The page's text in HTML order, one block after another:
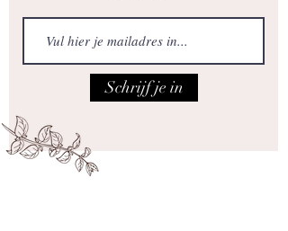
Schrijf je in